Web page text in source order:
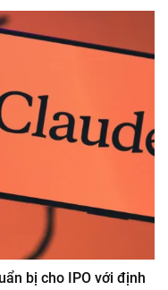
bị cho IPO với định